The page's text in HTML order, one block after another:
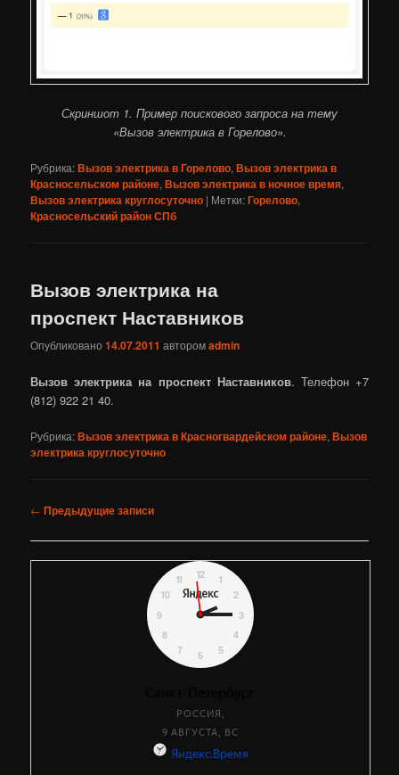
Скриншот 1. Пример поискового запроса на тему
«Вызов электрика в Горелово».
Рубрика:Вызов электрика в Горелово,Вызов электрика в
Красносельском районе,Вызов электрика в ночное время,
Вызов электрика круглосуточно | Метки:Горелово,
Красносельский район СПб
Вызов электрика на
проспект Наставников
Опубликовано14.07.2011 авторомadmin
Вызов электрика на проспект Наставников. Телефон +7
(812) 922 21 40.
Рубрика:Вызов электрика в Красногвардейском районе,Вызов
электрика круглосуточно
Навигация
записям
← Предыдущие записи